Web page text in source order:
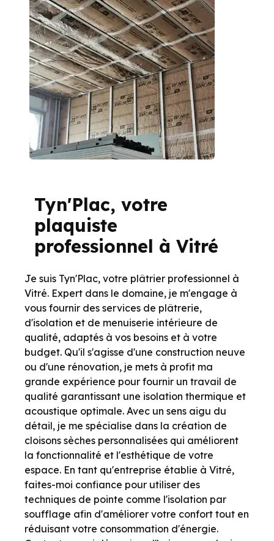
Tyn'Plac, votre
plaquiste
professionnel à Vitré
Je suis Tyn'Plac, votre plâtrier professionnel à
Vitré. Expert dans le domaine, je m'engage à
vous fournir des services de plâtrerie,
d'isolation et de menuiserie intérieure de
qualité, adaptés à vos besoins et à votre
budget. Qu'il s'agisse d'une construction neuve
ou d'une rénovation, je mets à profit ma
grande expérience pour fournir un travail de
qualité garantissant une isolation thermique et
acoustique optimale. Avec un sens aigu du
détail, je me spécialise dans la création de
cloisons sèches personnalisées qui améliorent
la fonctionnalité et l'esthétique de votre
espace. En tant qu'entreprise établie à Vitré,
faites-moi confiance pour utiliser des
techniques de pointe comme l'isolation par
soufflage afin d'améliorer votre confort tout en
réduisant votre consommation d'énergie.